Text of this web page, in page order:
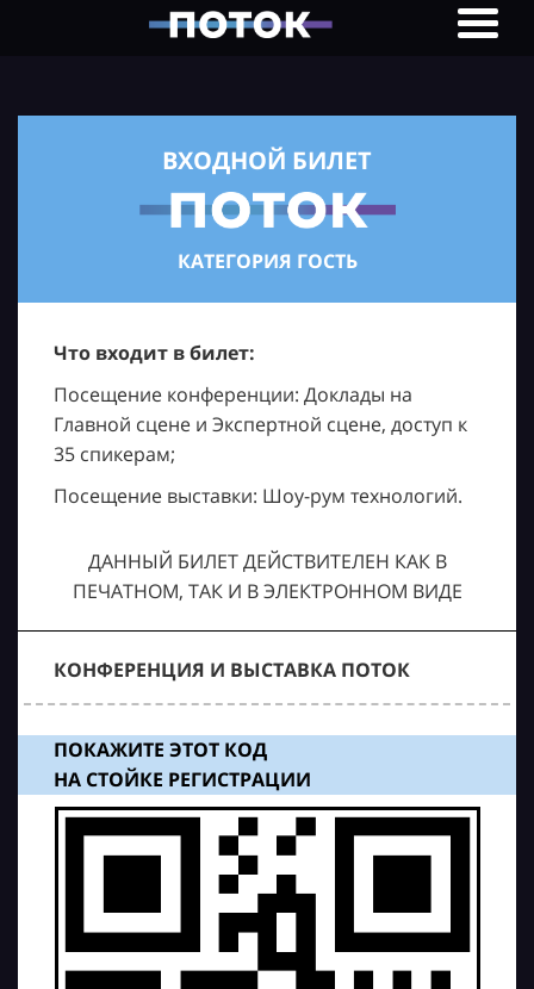
ВХОДНОЙ БИЛЕТ
КАТЕГОРИЯ ГОСТЬ
Что входит в билет:
Посещение конференции: Доклады на
Главной сцене и Экспертной сцене, доступ к
35 спикерам;
Посещение выставки: Шоу-рум технологий.
ДАННЫЙ БИЛЕТ ДЕЙСТВИТЕЛЕН КАК В
ПЕЧАТНОМ, ТАК И В ЭЛЕКТРОННОМ ВИДЕ
КОНФЕРЕНЦИЯ И ВЫСТАВКА ПОТОК
ПОКАЖИТЕ ЭТОТ КОД
НА СТОЙКЕ РЕГИСТРАЦИИ